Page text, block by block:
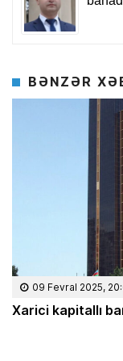
BƏNZƏR
09 Fevral 2025,
Xarici kapitallı